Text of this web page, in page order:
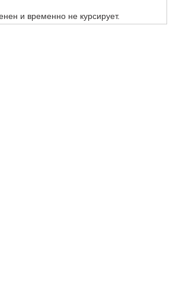
и временно не курсирует.